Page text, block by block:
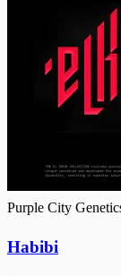
Purple City
Habibi